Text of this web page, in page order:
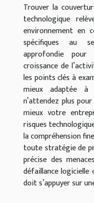
Trouver la
technologique
environnement en
spécifiques au
approfondie
croissance de
les points clés à
mieux adaptée à
n’attendez plus
mieux votre
risques
la compréhension
toute stratégie de
précise des
défaillance logicielle
doit s’appuyer sur